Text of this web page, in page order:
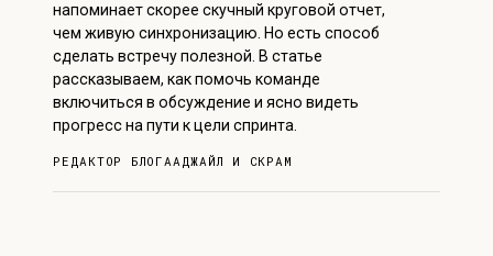
напоминает скорее скучный круговой отчет,
чем живую синхронизацию. Но есть способ
сделать встречу полезной. В статье
рассказываем, как помочь команде
включиться в обсуждение и ясно видеть
прогресс на пути к цели спринта.
РЕДАКТОР БЛОГААДЖАЙЛ И СКРАМ